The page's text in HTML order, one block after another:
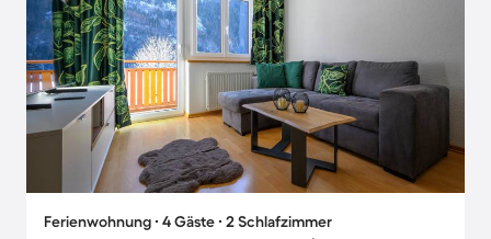
Ferienwohnung ∙ 4 Gäste ∙ 2 Schlafzimmer